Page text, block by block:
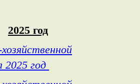
2025 год
2025 год